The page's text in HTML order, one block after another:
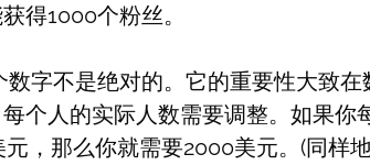
得1000个粉丝。
数字不是绝对的。它的重要性大致
个人的实际人数需要调整。如果你
元，那么你就需要2000美元。(同样